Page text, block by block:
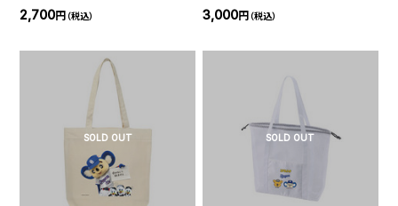
グ
2,700円（税込）
3,000円（税込）
SOLD OUT SOLD OUT